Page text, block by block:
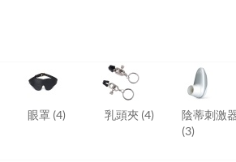
眼罩 (4) 乳頭夾 (4)
陰蒂刺激
(3)